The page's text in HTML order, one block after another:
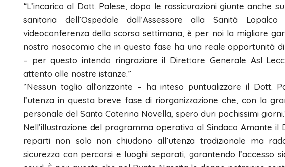
“L’incarico al Dott. Palese, dopo le rassicurazioni giunte anche
sanitaria dell’Ospedale dall’Assessore alla Sanità
videoconferenza della scorsa settimana, è per noi la migliore
nostro nosocomio che in questa fase ha una reale opportunità
– per questo intendo ringraziare il Direttore Generale Asl
attento alle nostre istanze.”
“Nessun taglio all’orizzonte – ha inteso puntualizzare il Dott.
l’utenza in questa breve fase di riorganizzazione che, con la
personale del Santa Caterina Novella, spero duri pochissimi
Nell’illustrazione del programma operativo al Sindaco Amante il
reparti non solo non chiudono all’utenza tradizionale ma
sicurezza con percorsi e luoghi separati, garantendo l’accesso